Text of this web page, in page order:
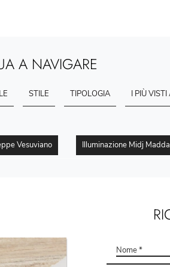
A NAVIGARE
STILE TIPOLOGIA I PIÙ VISTI
Vesuviano Illuminazione Midj